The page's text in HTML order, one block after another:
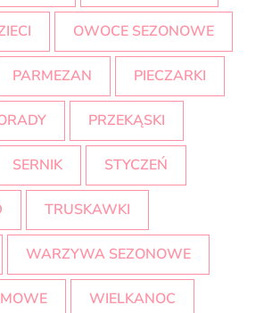
OWOCE SEZONOWE
PARMEZAN PIECZARKI
PRZEKĄSKI
SERNIK STYCZEŃ
TRUSKAWKI
WARZYWA SEZONOWE
WIELKANOC